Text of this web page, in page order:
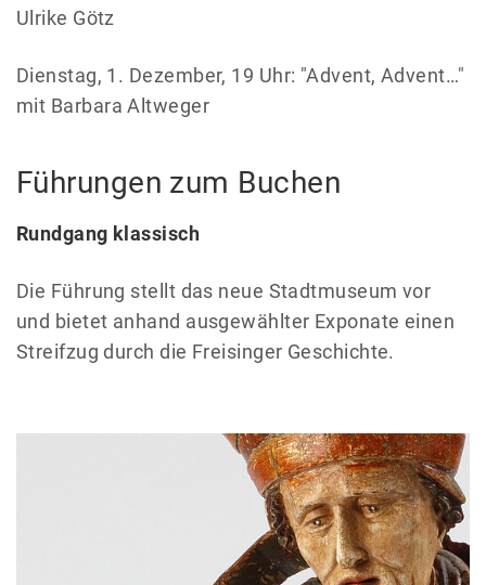
Ulrike Götz
Dienstag, 1. Dezember, 19 Uhr: "Advent, Advent…"
mit Barbara Altweger
Führungen zum Buchen
Rundgang klassisch
Die Führung stellt das neue Stadtmuseum vor
und bietet anhand ausgewählter Exponate einen
Streifzug durch die Freisinger Geschichte.